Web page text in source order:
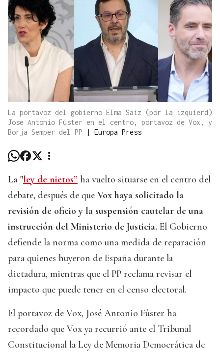
La portavoz del gobierno Elma Saiz (por la izquierd)
Jose Antonio Fúster en el centro, portavoz de Vox, y
Borja Semper del PP
| Europa Press
La "ley de nietos” ha vuelto situarse en el centro del
debate, después de que Vox haya solicitado la
revisión de oficio y la suspensión cautelar de una
instrucción del Ministerio de Justicia. El Gobierno
defiende la norma como una medida de reparación
para quienes huyeron de España durante la
dictadura, mientras que el PP reclama revisar el
impacto que puede tener en el censo electoral.
El portavoz de Vox, José Antonio Fúster ha
recordado que Vox ya recurrió ante el Tribunal
Constitucional la Ley de Memoria Democrática de